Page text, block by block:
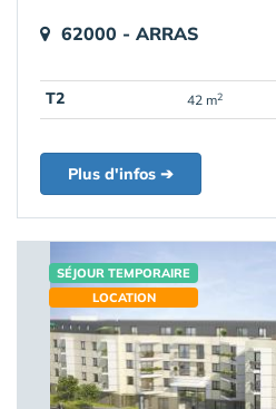
62000 - ARRAS
T2 42 m2
Plus d'infos ➔
SÉJOUR TEMPORAIRE
LOCATION